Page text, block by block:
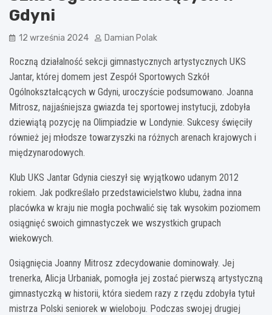
Gdyni
12 września 2024 Damian Polak
Roczną działalność sekcji gimnastycznych artystycznych UKS
Jantar, której domem jest Zespół Sportowych Szkół
Ogólnokształcących w Gdyni, uroczyście podsumowano. Joanna
Mitrosz, najjaśniejsza gwiazda tej sportowej instytucji, zdobyła
dziewiątą pozycję na Olimpiadzie w Londynie. Sukcesy święciły
również jej młodsze towarzyszki na różnych arenach krajowych i
międzynarodowych.
Klub UKS Jantar Gdynia cieszył się wyjątkowo udanym 2012
rokiem. Jak podkreślało przedstawicielstwo klubu, żadna inna
placówka w kraju nie mogła pochwalić się tak wysokim poziomem
osiągnięć swoich gimnastyczek we wszystkich grupach
wiekowych.
Osiągnięcia Joanny Mitrosz zdecydowanie dominowały. Jej
trenerka, Alicja Urbaniak, pomogła jej zostać pierwszą artystyczną
gimnastyczką w historii, która siedem razy z rzędu zdobyła tytuł
mistrza Polski seniorek w wieloboju. Podczas swojej drugiej